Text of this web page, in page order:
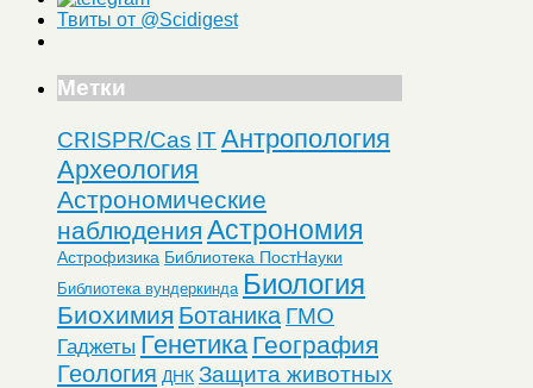
Твиты от @Scidigest
Метки
CRISPR/Cas ITАнтропология
Археология
Астрономические
наблюдения Астрономия
Астрофизика Библиотека ПостНауки
Библиотека вундеркинда Биология
Биохимия Ботаника ГМО
Гаджеты Генетика География
Геология ДНК Защита животных